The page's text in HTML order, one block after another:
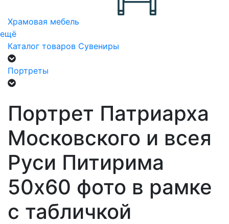
Храмовая мебель
ещё
Каталог товаров Сувениры
Портреты
Портрет Патриарха
Московского и всея
Руси Питирима
50х60 фото в рамке
с табличкой